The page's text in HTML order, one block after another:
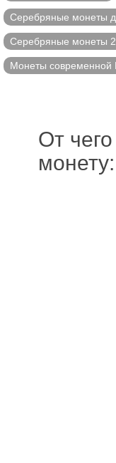
Серебряные монеты
Серебряные монеты
Монеты современной
От